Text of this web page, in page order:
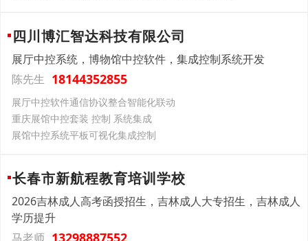
四川博汇智达科技有限公司
展厅中控系统，博物馆中控软件，集成控制系统开发
陈先生 18144352855
展厅中控软件通信协议整合智能化联动
重庆展馆中控套装 控制 系统集成
展馆中控系统平板可视化集成控制
长春市新航程教育培训学校
2026吉林成人高考函授招生，吉林成人大专招生，吉林成人
学历提升
马老师 13298887552